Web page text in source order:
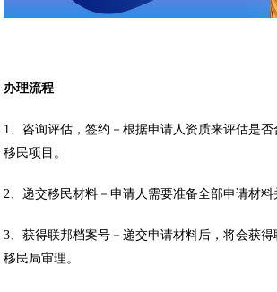
办理流程
1、咨询评估，签约－根据申请人资质来评估是
移民项目。
2、递交移民材料－申请人需要准备全部申请材料
3、获得联邦档案号－递交申请材料后，将会获
移民局审理。